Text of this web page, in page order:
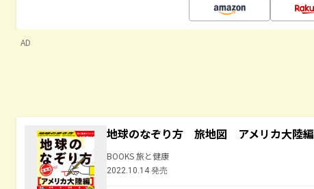
AD
地球のなぞり方 旅地図 アメリカ大陸編
BOOKS 旅と健康
2022.10.14 発売